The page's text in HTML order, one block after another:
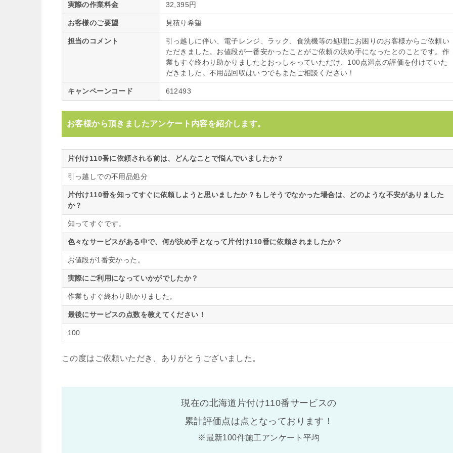
実際の作業料金 32,395円
お客様のご要望 見積り希望
担当のコメント
引っ越しに伴い、電子レンジ、ラック、食洗機等の処理にお困りのお客様からご依頼い
ただきました。お値段が一番安かったことがご依頼の決め手になったとのことです。作
業もすぐ終わり助かりましたとおっしゃっていただけ、100点満点の評価を付けていた
だきました。不用品回収はいつでもまたご相談ください！
キャンペーンコード 612493
お客様から頂きましたアンケート内容を紹介します。
片付け110番に依頼される前は、どんなことで悩んでいましたか？
引っ越しでの不用品処分
片付け110番を知ってすぐに依頼しようと思いましたか？もしそうでなかった場合は、どのような不安がありました
か？
知ってすぐです。
色々なサービスがある中で、何が決め手となって片付け110番に依頼されましたか？
お値段が1番安かった。
実際にご利用になっていかがでしたか？
作業もすぐ終わり助かりました。
最後にサービスの点数を教えてください！
100
この度はご依頼いただき、ありがとうございました。
現在の北海道片付け110番サービスの
累計評価点は点となっております！
※最新100件施工アンケート平均